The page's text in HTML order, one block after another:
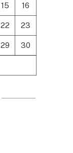
15 16
22 23
29 30